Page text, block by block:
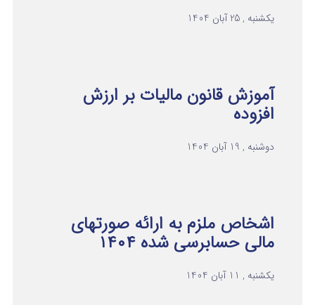
یکشنبه , 25 آبان 1404
آموزش قانون مالیات بر ارزش
افزوده
دوشنبه , 19 آبان 1404
اشخاص ملزم به ارائه صورتهای
مالی حسابرسی شده ۱۴۰۴
یکشنبه , 11 آبان 1404